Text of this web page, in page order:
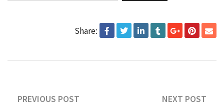
Share:
PREVIOUS POST
NEXT POST